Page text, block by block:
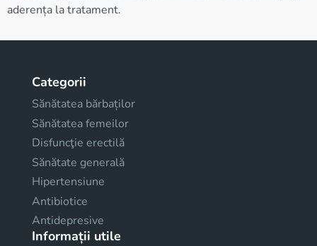
aderența la tratament.
Categorii
Sănătatea bărbaților
Sănătatea femeilor
Disfuncţie erectilă
Sănătate generală
Hipertensiune
Antibiotice
Antidepresive
Informații utile